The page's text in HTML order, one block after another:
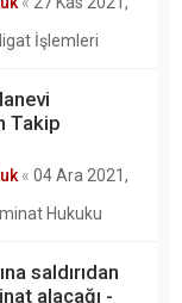
İşlemleri
Takip
« 04 Ara 2021,
Hukuku
saldırıdan
alacağı -